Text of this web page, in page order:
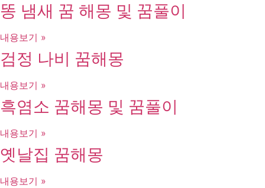
똥 냄새 꿈 해몽 및 꿈풀이
내용보기 »
검정 나비 꿈해몽
내용보기 »
흑염소 꿈해몽 및 꿈풀이
내용보기 »
옛날집 꿈해몽
내용보기 »